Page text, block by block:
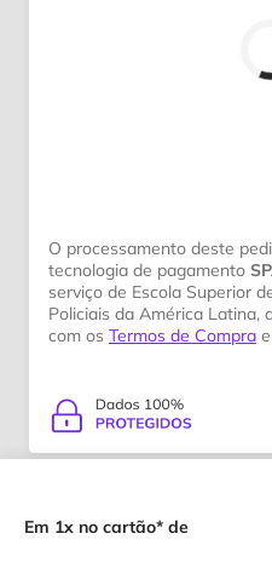
Resumo dos valores
Em 1x no cartão* de
O processamento deste
tecnologia de pagamento
serviço de Escola Superior
Policiais da América Latina,
com os Termos de Compra e